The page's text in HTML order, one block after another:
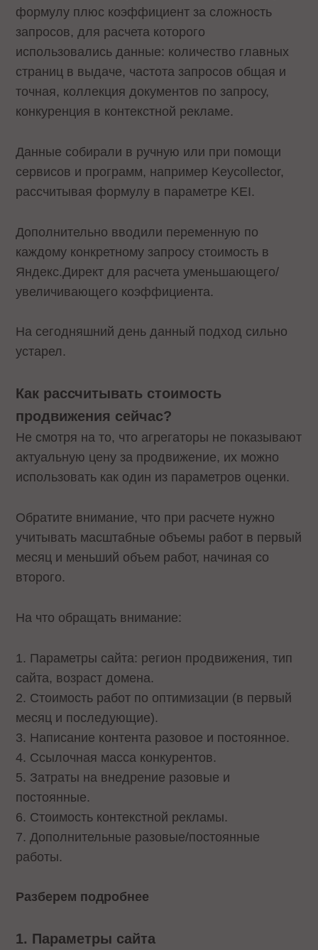
формулу плюс коэффициент за сложность
запросов, для расчета которого
использовались данные: количество главных
страниц в выдаче, частота запросов общая и
точная, коллекция документов по запросу,
конкуренция в контекстной рекламе.
Данные собирали в ручную или при помощи
сервисов и программ, например Keycollector,
рассчитывая формулу в параметре KEI.
Дополнительно вводили переменную по
каждому конкретному запросу стоимость в
Яндекс.Директ для расчета уменьшающего/
увеличивающего коэффициента.
На сегодняшний день данный подход сильно
устарел.
Как рассчитывать стоимость
продвижения сейчас?
Не смотря на то, что агрегаторы не показывают
актуальную цену за продвижение, их можно
использовать как один из параметров оценки.
Обратите внимание, что при расчете нужно
учитывать масштабные объемы работ в первый
месяц и меньший объем работ, начиная со
второго.
На что обращать внимание:
1. Параметры сайта: регион продвижения, тип
сайта, возраст домена.
2. Стоимость работ по оптимизации (в первый
месяц и последующие).
3. Написание контента разовое и постоянное.
4. Ссылочная масса конкурентов.
5. Затраты на внедрение разовые и
постоянные.
6. Стоимость контекстной рекламы.
7. Дополнительные разовые/постоянные
работы.
Разберем подробнее
1. Параметры сайта